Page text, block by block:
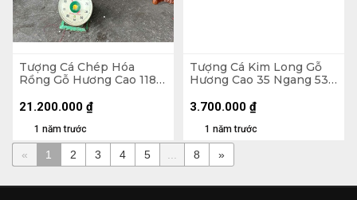
Tượng Cá Chép Hóa
Rồng Gỗ Hương Cao 118
1 năm trước
21.200.000 ₫
Tượng Cá Kim Long Gỗ
Hương Cao 35 Ngang 53
1 năm trước
3.700.000 ₫
« 1 2 3 4 5 ... 8 »